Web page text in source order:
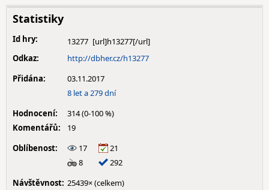
Statistiky
Id hry:
13277
Odkaz:
http://dbher.cz/h13277
Přidána:
03.11.2017
8 let a 279 dní
Hodnocení:
314 (0-100 %)
Komentářů:
19
Oblíbenost:
17
21
8
292
Návštěvnost: 25439× (celkem)